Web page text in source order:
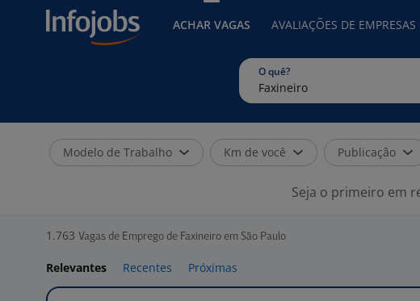
ACHAR VAGAS AVALIAÇÕES DE EMPRESAS
O quê?
Modelo de Trabalho Km de você Publicação
Seja o primeiro em
1.763 Vagas de Emprego de Faxineiro em São Paulo
Relevantes Recentes Próximas